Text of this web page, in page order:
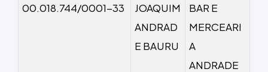
00.018.744/0001-33
JOAQUIM
ANDRAD
E BAURU
BAR E
MERCEARI
A
ANDRADE